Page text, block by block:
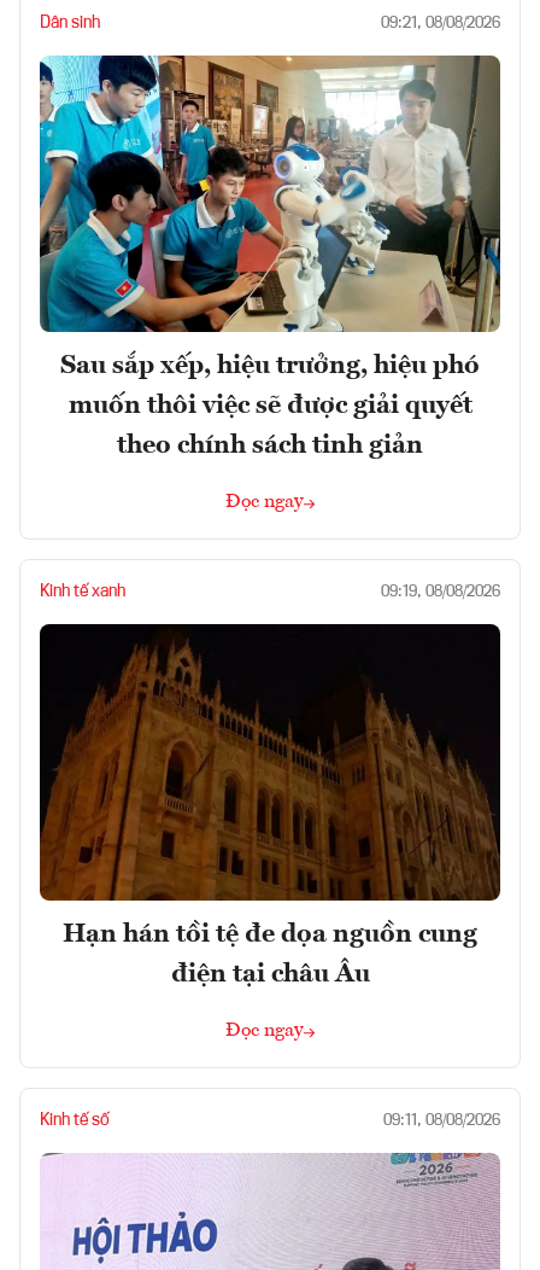
Dân sinh 09:21, 08/08/2026
Sau sắp xếp, hiệu trưởng, hiệu phó
muốn thôi việc sẽ được giải quyết
theo chính sách tinh giản
Đọc ngay
Kinh tế xanh 09:19, 08/08/2026
Hạn hán tồi tệ đe dọa nguồn cung
điện tại châu Âu
Đọc ngay
Kinh tế số 09:11, 08/08/2026